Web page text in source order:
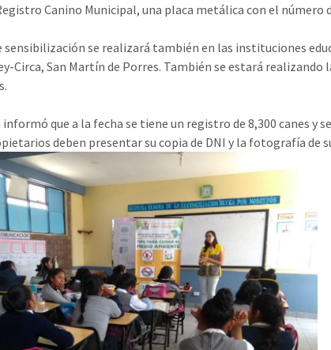
Canino Municipal, una placa metálica con el número
sensibilización se realizará también en las instituciones
Circa, San Martín de Porres. También se estará
que a la fecha se tiene un registro de 8,300 canes y
deben presentar su copia de DNI y la fotografía de